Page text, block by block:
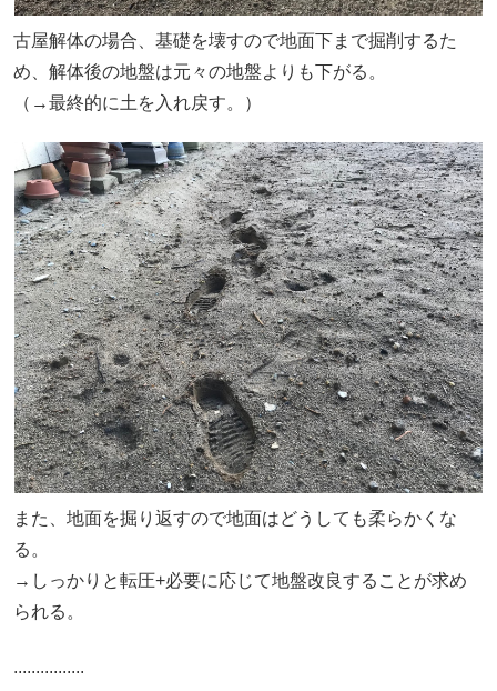
古屋解体の場合、基礎を壊すので地面下まで掘削するた
め、解体後の地盤は元々の地盤よりも下がる。
（→最終的に土を入れ戻す。）
また、地面を掘り返すので地面はどうしても柔らかくな
る。
→しっかりと転圧+必要に応じて地盤改良することが求め
られる。
................